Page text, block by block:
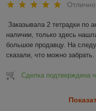
Отлично
Заказывала 2 тетрадки по
наличии, только здесь
большое продавцу. На
сказали, что можно
Сделка подтверждена